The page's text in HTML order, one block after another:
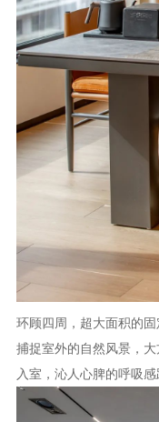
环顾四周，超大面积的
捕捉室外的自然风景，
入室，沁人心脾的呼吸感